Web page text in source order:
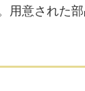
意された